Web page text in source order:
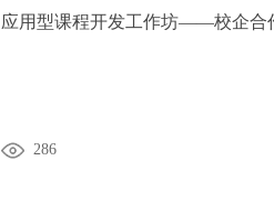
应用型课程开发工作坊——校企合
286